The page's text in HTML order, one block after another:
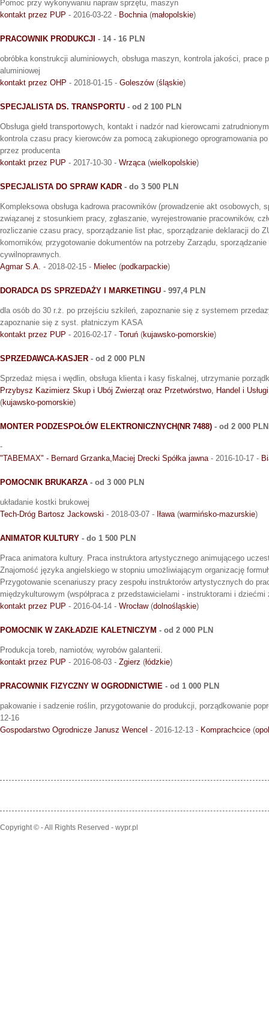
Pomoc przy wykonywaniu napraw sprzętu, maszyn
kontakt przez PUP - 2016-03-22 - Bochnia (małopolskie)
PRACOWNIK PRODUKCJI - 14 - 16 PLN
obróbka konstrukcji aluminiowych, obsługa maszyn, kontrola jakości, prace
aluminiowej
kontakt przez OHP - 2018-01-15 - Goleszów(śląskie)
SPECJALISTA DS. TRANSPORTU - od 2 100 PLN
Obsługa giełd transportowych, kontakt i nadzór nad kierowcami
kontrola czasu pracy kierowców za pomocą zakupionego oprogramowania
przez producenta
kontakt przez PUP - 2017-10-30 - Wrząca (wielkopolskie)
SPECJALISTA DO SPRAW KADR - do 3 500 PLN
Kompleksowa obsługa kadrowa pracowników (prowadzenie akt osobowych,
związanej z stosunkiem pracy, zgłaszanie, wyrejestrowanie pracowników,
rozliczanie czasu pracy, sporządzanie list płac, sporządzanie deklaracji do
komorników, przygotowanie dokumentów na potrzeby Zarządu,
cywilnoprawnych.
Agmar S.A. - 2018-02-15 - Mielec (podkarpackie)
DORADCA DS SPRZEDAŻY I MARKETINGU - 997,4 PLN
dla osób do 30 r.ż. po przejściu szkileń, zapoznanie się z systemem
zapoznanie się z syst. płatniczym KASA
kontakt przez PUP - 2016-02-17 - Toruń (kujawsko-pomorskie)
SPRZEDAWCA-KASJER - od 2 000 PLN
Sprzedaż mięsa i wędlin, obsługa klienta i kasy fiskalnej, utrzymanie
Przybysz Kazimierz Skup i Ubój Zwierząt oraz Przetwórstwo, Handel i Usługi
(kujawsko-pomorskie)
MONTER PODZESPOŁÓW ELEKTRONICZNYCH(NR 7488) - od 2 000 PLN
-
"TABEMAX" - Bernard Grzanka,Maciej Drecki Spółka jawna - 2016-10-17 -
POMOCNIK BRUKARZA - od 3 000 PLN
układanie kostki brukowej
Tech-Dróg Bartosz Jackowski - 2018-03-07 - Iława (warmińsko-mazurskie)
ANIMATOR KULTURY - do 1 500 PLN
Praca animatora kultury. Praca instruktora artystycznego animującego
Znajomość języka angielskiego w stopniu umożliwiającym organizację
Przygotowanie scenariuszy pracy zespołu instruktorów artystycznych do
międzykulturowym (współpraca z przedstawicielami - instruktorami i
kontakt przez PUP - 2016-04-14 - Wrocław(dolnośląskie)
POMOCNIK W ZAKŁADZIE KALETNICZYM - od 2 000 PLN
Produkcja toreb, namiotów, wyrobów galanterii.
kontakt przez PUP - 2016-08-03 - Zgierz (łódzkie)
PRACOWNIK FIZYCZNY W OGRODNICTWIE - od 1 000 PLN
pakowanie i sadzenie roślin, przygotowanie do produkcji, porządkowanie
12-16
Gospodarstwo Ogrodnicze Janusz Wencel - 2016-12-13 - Komprachcice (
Copyright © - All Rights Reserved - wypr.pl